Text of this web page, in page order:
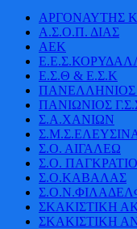
AΡΓΟΝΑΥΤΗΣ
Α.Σ.Ο.Π. ΔΙΑΣ
ΑΕΚ
Ε.Σ.Θ & Ε.Σ.Κ
ΠΑΝΕΛΛΗΝΙΟΣ
ΠΑΝΙΩΝΙΟΣ
Σ.Α.ΧΑΝΙΩΝ
Σ.Ο. ΑΙΓΑΛΕΩ
Σ.Ο.
Σ.Ο.ΚΑΒΑΛΑΣ
ΣΚΑΚΙΣΤΙΚΗ
ΣΚΑΚΙΣΤΙΚΗ